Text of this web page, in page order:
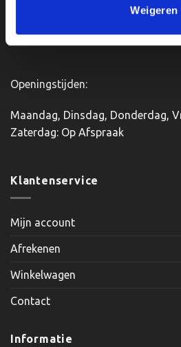
Weigeren
Openingstijden:
Maandag, Dinsdag, Donderdag,
Zaterdag: Op Afspraak
Klantenservice
Mijn account
Afrekenen
Winkelwagen
Contact
Informatie